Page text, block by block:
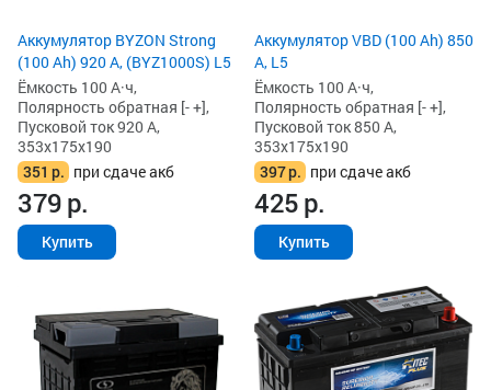
Аккумулятор BYZON Strong
(100 Ah) 920 А, (BYZ1000S) L5
Ёмкость 100 А·ч,
Полярность обратная [- +],
Пусковой ток 920 А,
353x175x190
351 р. при сдаче акб
379р.
Купить
Аккумулятор VBD (100 Ah) 850
А, L5
Ёмкость 100 А·ч,
Полярность обратная [- +],
Пусковой ток 850 А,
353x175x190
397р. при сдаче акб
425р.
Купить